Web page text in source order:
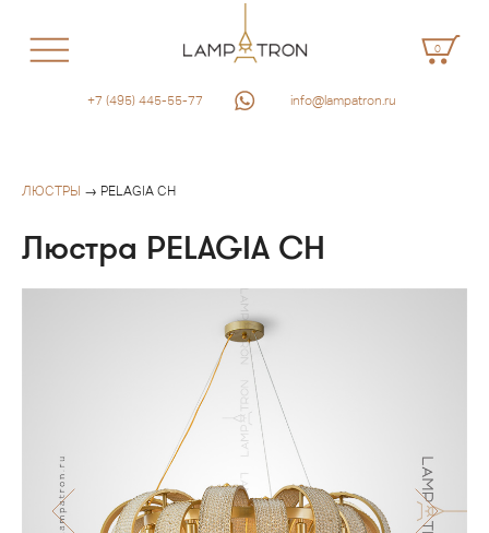
0
+7 (495) 445-55-77 info@lampatron.ru
ЛЮСТРЫ → PELAGIA CH
Люстра PELAGIA CH